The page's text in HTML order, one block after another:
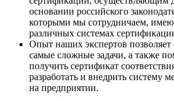
основании российского
которыми мы сотрудничаем,
различных системах
Опыт наших экспертов позволяет
самые сложные задачи, а также
получить сертификат
разработать и внедрить систему
на предприятии.